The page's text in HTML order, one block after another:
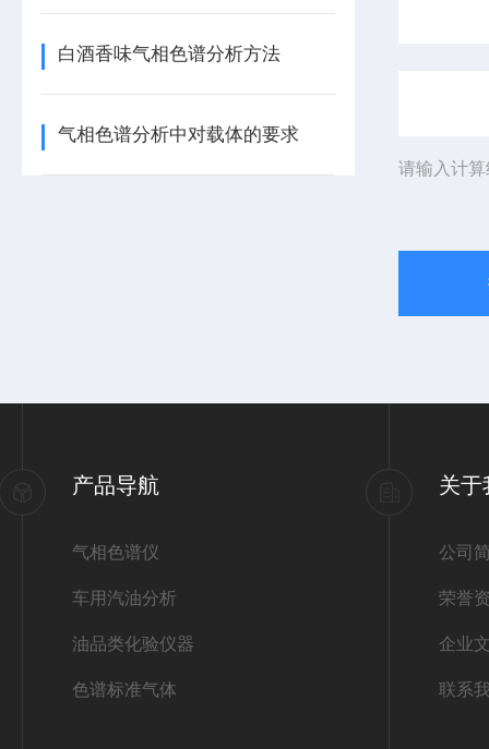
白酒香味气相色谱分析方法
气相色谱分析中对载体的要求
请输入计
产品导航
气相色谱仪
车用汽油分析
油品类化验仪器
色谱标准气体
关于
公司
荣誉
企业
联系